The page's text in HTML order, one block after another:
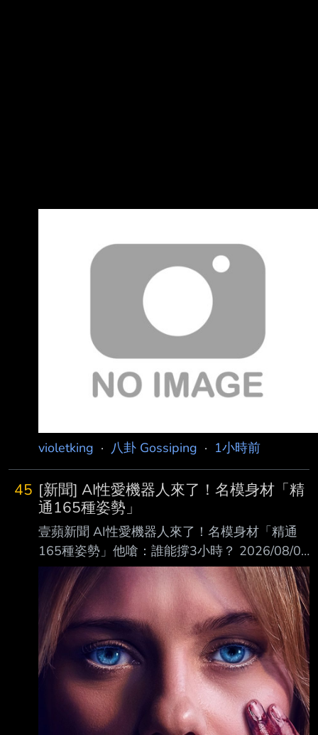
violetking · 八卦 Gossiping · 1小時前
45 [新聞] AI性愛機器人來了！名模身材「精
通165種姿勢」
壹蘋新聞 AI性愛機器人來了！名模身材「精通
165種姿勢」他嗆：誰能撐3小時？ 2026/08/08
11:03 張雅婷 綜合報導 【張雅婷／綜合報導】
AI不只會聊天，還要朝陪伴人類發展！香港人
Xara創辦的Somnia Lab ，近期推出「AI性愛機
器人」，主打仿真人外表以及自由靈活的機械結
構，除了能與人類對 話交流，更號稱可完成165
種動作與姿勢，引發外界關注。
https://i.meee.com.tw/ALdaHNL.webp 香港人
Xara開發的第1代性愛機器人。Somnia Lab提供